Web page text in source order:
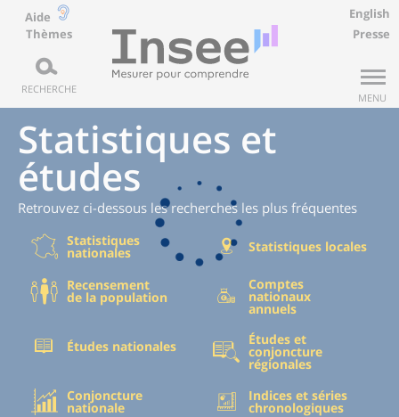
Aide
Thèmes
RECHERCHE
English
Presse
MENU
Statistiques et
études
Retrouvez ci-dessous les recherches les plus fréquentes
Statistiques
nationales Statistiques locales
Recensement
de la population
Comptes
nationaux
annuels
Études nationales Études et
conjoncture
régionales
Conjoncture
nationale
Indices et séries
chronologiques